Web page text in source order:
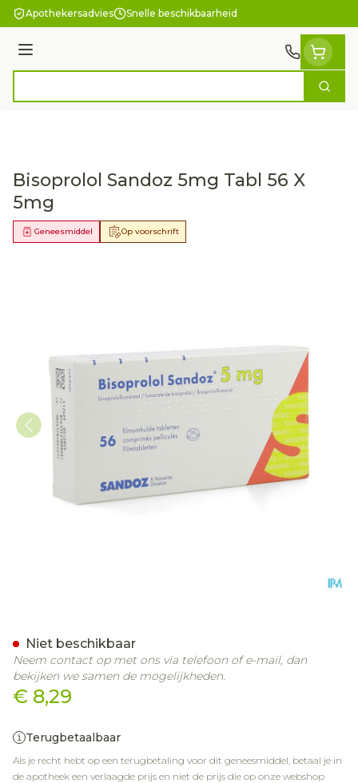
Ga naar de inhoud
Apothekersadvies Snelle beschikbaarheid
Menu
Zoek
Bisoprolol Sandoz 5mg Tabl 56 X
5mg
Op voorschrift
Geneesmiddel
€ 8,29
Terugbetaalbaar
Als je recht hebt op een terugbetaling voor dit geneesmiddel, betaal je in
de apotheek een verlaagde prijs en niet de prijs die op onze webshop
Niet beschikbaar
Neem contact op met ons via telefoon of e-mail, dan
bekijken we samen de mogelijkheden.